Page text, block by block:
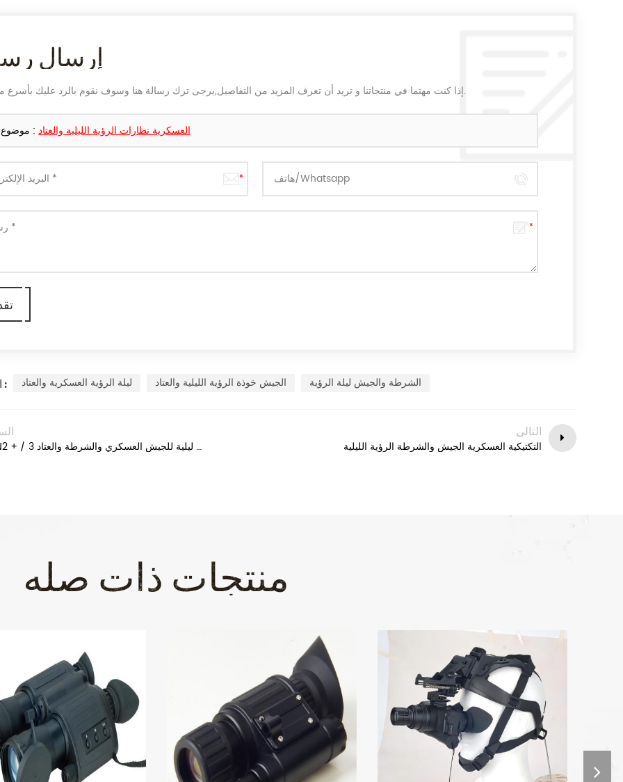
إرسال
إذا كنت مهتما في منتجاتنا و تريد أن تعرف المزيد من التفاصيل,يرجى ترك رسالة هنا وسوف نقوم بالرد عليك بأسرع ما يمكن.
موضوع :العسكرية نظارات الرؤية الليلية والعتاد
العلامات : ليلة الرؤية العسكرية والعتاد الجيش خوذة الرؤية الليلية والعتاد الشرطة والجيش ليلة الرؤية
GEN2 + / 3 رؤية ليلية للجيش العسكري والشرطة والعتاد Google أحادي العين
التالى
التكتيكية العسكرية الجيش والشرطة الرؤية الليلية
منتجات ذات صله